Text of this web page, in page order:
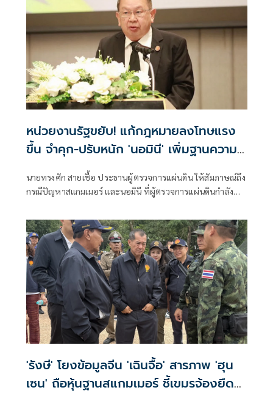
หน่วยงานรัฐขยับ! แก้กฎหมายลงโทษแรง
ขึ้น จำคุก-ปรับหนัก 'นอมินี' เพิ่มฐานความ
ผิดฟอกเงิน ยึดที่ดินด้วย
นายทรงศัก สายเชื้อ ประธานผู้ตรวจการแผ่นดิน ให้สัมภาษณ์ถึง
กรณีปัญหาสแกมเมอร์ และนอมินี ที่ผู้ตรวจการแผ่นดินกำลัง
บ้านและต่างประเทศ อาทิ เรื่องสแกมเมอร์ ผู้ตรวจการแผ่นดิน
ได้ลงพื้นที่ตามรอยแนวชายแดนหลายแห่ง เ
'รังษี' โยงข้อมูลจีน 'เฉินจื้อ' สารภาพ 'ฮุน
เซน' ถือหุ้นฐานสแกมเมอร์ ชี้เขมรจ้องยึด